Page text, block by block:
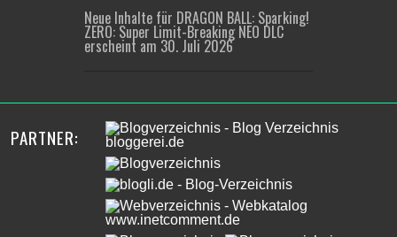
Neue Inhalte für DRAGON BALL: Sparking!
ZERO: Super Limit-Breaking NEO DLC
erscheint am 30. Juli 2026
PARTNER: